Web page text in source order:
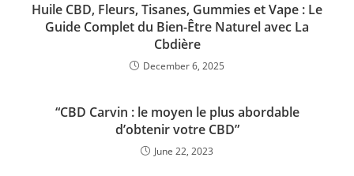
Huile CBD, Fleurs, Tisanes, Gummies et Vape : Le
Guide Complet du Bien-Être Naturel avec La
Cbdière
December 6, 2025
“CBD Carvin : le moyen le plus abordable
d’obtenir votre CBD”
June 22, 2023